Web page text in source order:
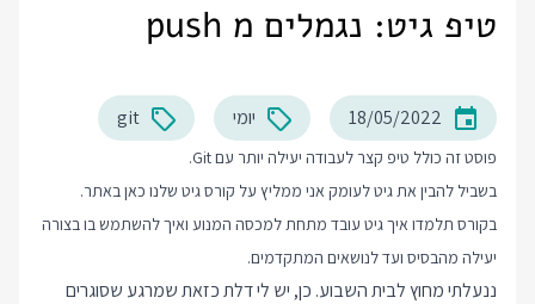
טיפ גיט: נגמלים מ push
18/05/2022 יומי git
פוסט זה כולל טיפ קצר לעבודה יעילה יותר עם Git.
בשביל להבין את גיט לעומק אני ממליץ על קורס גיט שלנו כאן באתר.
בקורס תלמדו איך גיט עובד מתחת למכסה המנוע ואיך להשתמש בו בצורה
יעילה מהבסיס ועד לנושאים המתקדמים.
ננעלתי מחוץ לבית השבוע. כן, יש לי דלת כזאת שמרגע שסוגרים